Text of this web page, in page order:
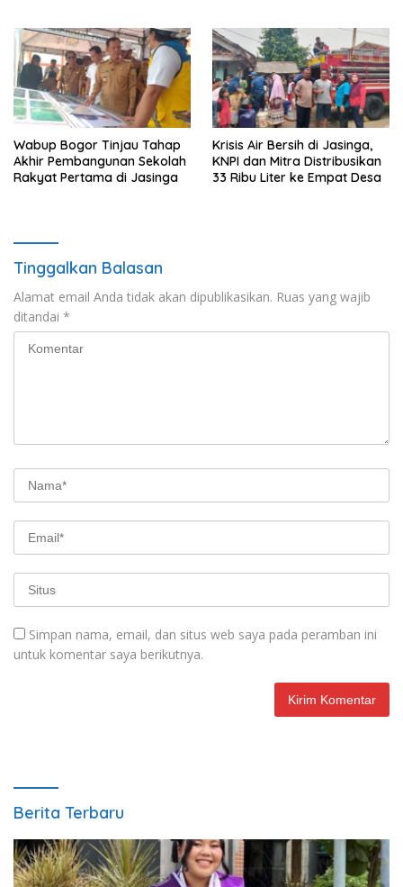
Wabup Bogor Tinjau Tahap
Akhir Pembangunan Sekolah
Rakyat Pertama di Jasinga
Krisis Air Bersih di Jasinga,
KNPI dan Mitra Distribusikan
33 Ribu Liter ke Empat Desa
Tinggalkan Balasan
Alamat email Anda tidak akan dipublikasikan. Ruas yang wajib
ditandai *
Simpan nama, email, dan situs web saya pada peramban ini
untuk komentar saya berikutnya.
Berita Terbaru